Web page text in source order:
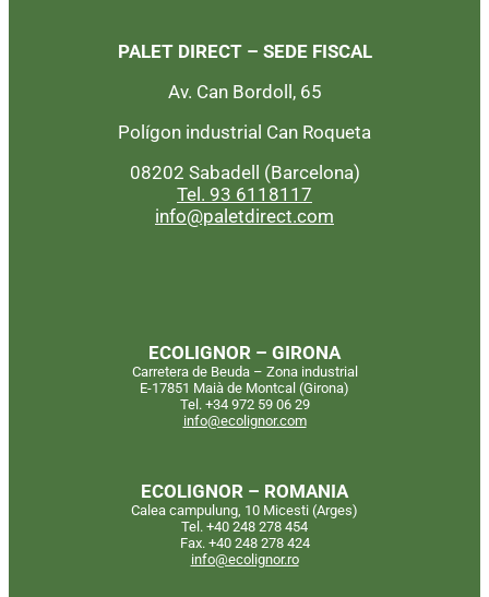
PALET DIRECT – SEDE FISCAL
Av. Can Bordoll, 65
Polígon industrial Can Roqueta
08202 Sabadell (Barcelona)
Tel. 93 6118117
info@paletdirect.com
ECOLIGNOR – GIRONA
Carretera de Beuda – Zona industrial
E-17851 Maià de Montcal (Girona)
Tel. +34 972 59 06 29
info@ecolignor.com
ECOLIGNOR – ROMANIA
Calea campulung, 10 Micesti (Arges)
Tel. +40 248 278 454
Fax. +40 248 278 424
info@ecolignor.ro